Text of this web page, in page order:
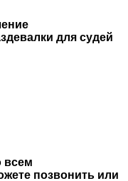
для судей
всем
позвонить или